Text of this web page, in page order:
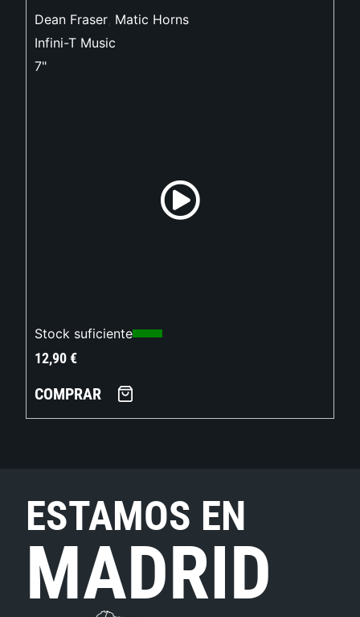
Dean Fraser, Matic Horns
Infini-T Music
7"
Stock suficiente
12,90€
COMPRAR
ESTAMOS EN
MADRID